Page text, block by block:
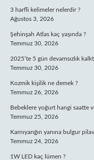
3 harfli kelimeler nelerdir ?
Ağustos 3, 2026
Şehinşah Atlas kaç yaşında ?
Temmuz 30, 2026
2025’te 5 gün devamsızlık
Temmuz 30, 2026
Kozmik kişilik ne demek ?
Temmuz 26, 2026
Bebeklere yoğurt hangi saatte
Temmuz 25, 2026
Karnıyarığın yanına bulgur
Temmuz 24, 2026
1W LED kaç lümen ?